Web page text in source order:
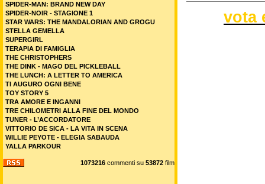
vota
SPIDER-MAN: BRAND NEW DAY
SPIDER-NOIR - STAGIONE 1
STAR WARS: THE MANDALORIAN AND GROGU
STELLA GEMELLA
SUPERGIRL
TERAPIA DI FAMIGLIA
THE CHRISTOPHERS
THE DINK - MAGO DEL PICKLEBALL
THE LUNCH: A LETTER TO AMERICA
TI AUGURO OGNI BENE
TOY STORY 5
TRA AMORE E INGANNI
TRE CHILOMETRI ALLA FINE DEL MONDO
TUNER - L’ACCORDATORE
VITTORIO DE SICA - LA VITA IN SCENA
WILLIE PEYOTE - ELEGIA SABAUDA
YALLA PARKOUR
1073216 commenti su 53872 film